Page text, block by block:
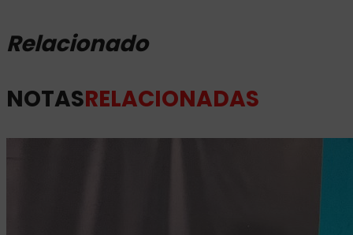
Relacionado
NOTASRELACIONADAS